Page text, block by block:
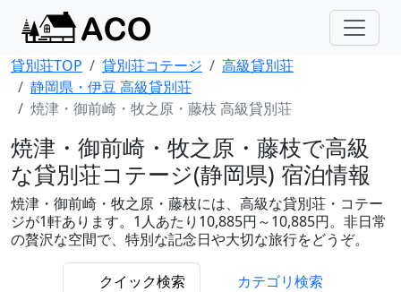
貸別荘TOP 貸別荘コテージ
高級貸別荘
静岡県・伊豆 高級貸別荘
焼津・御前崎・牧之原・藤枝 高級貸別荘
焼津・御前崎・牧之原・藤枝で高級
な貸別荘コテージ(静岡県) 宿泊情報
焼津・御前崎・牧之原・藤枝には、高級な貸別荘・コテー
ジが1軒あります。1人あたり10,885円～10,885円。非日常
の贅沢な空間で、特別な記念日や大切な旅行をどうぞ。
クイック検索 カテゴリ検索